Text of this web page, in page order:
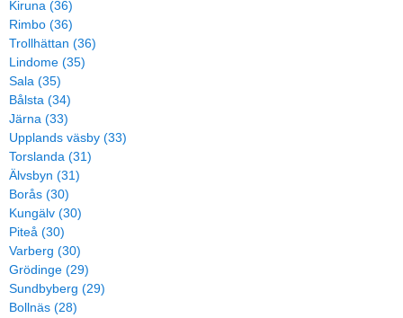
Kiruna (36)
Rimbo (36)
Trollhättan (36)
Lindome (35)
Sala (35)
Bålsta (34)
Järna (33)
Upplands väsby (33)
Torslanda (31)
Älvsbyn (31)
Borås (30)
Kungälv (30)
Piteå (30)
Varberg (30)
Grödinge (29)
Sundbyberg (29)
Bollnäs (28)